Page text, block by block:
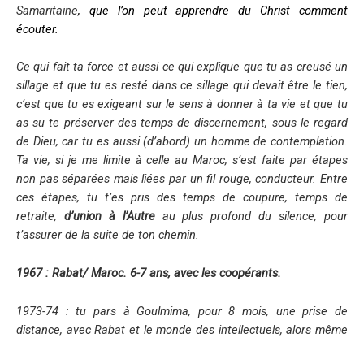
Samaritaine, que l’on peut apprendre du Christ comment
écouter.
Ce qui fait ta force et aussi ce qui explique que tu as creusé un
sillage et que tu es resté dans ce sillage qui devait être le tien,
c’est que tu es exigeant sur le sens à donner à ta vie et que tu
as su te préserver des temps de discernement, sous le regard
de Dieu, car tu es aussi (d’abord) un homme de contemplation.
Ta vie, si je me limite à celle au Maroc, s’est faite par étapes
non pas séparées mais liées par un fil rouge, conducteur. Entre
ces étapes, tu t’es pris des temps de coupure, temps de
retraite, d’union à l’Autreau plus profond du silence, pour
t’assurer de la suite de ton chemin.
1967 : Rabat/ Maroc. 6-7 ans, avec les coopérants.
1973-74 : tu pars à Goulmima, pour 8 mois, uneprise de
distance, avec Rabat et le monde des intellectuels, alors même